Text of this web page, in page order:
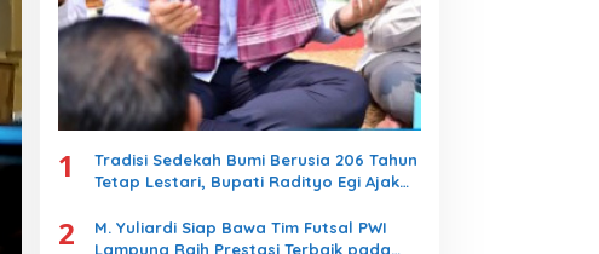
1
Tradisi Sedekah Bumi Berusia 206 Tahun
Tetap Lestari, Bupati Radityo Egi Ajak
2
M. Yuliardi Siap Bawa Tim Futsal PWI
Lampung Raih Prestasi Terbaik pada